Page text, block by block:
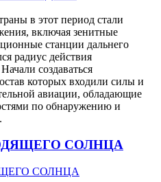
в этот период стали
включая зенитные
станции дальнего
радиус действия
создаваться
которых входили силы и
авиации, обладающие
по обнаружению и
СОЛНЦА